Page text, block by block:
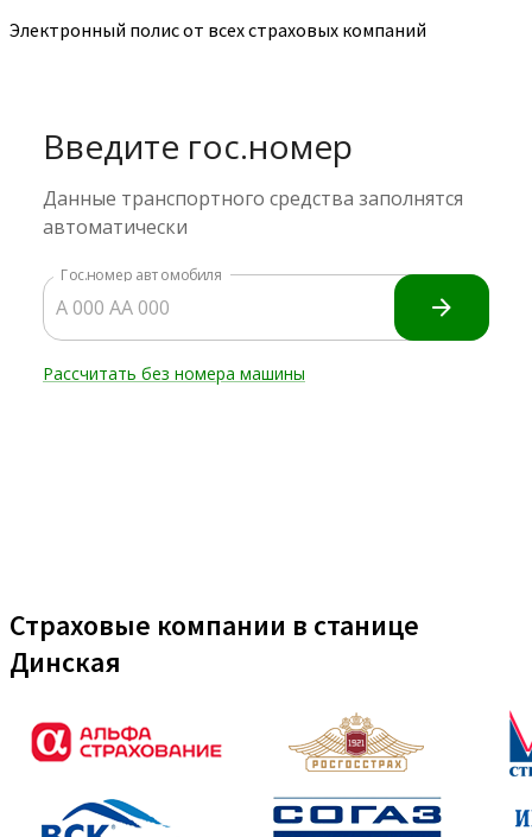
Электронный полис от всех страховых компаний
Страховые компании в станице
Динская